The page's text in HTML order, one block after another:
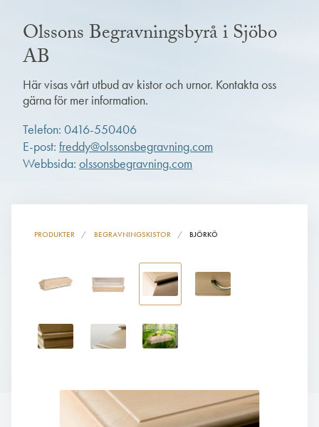
Olssons Begravningsbyrå i Sjöbo
AB
Här visas vårt utbud av kistor och urnor. Kontakta oss
gärna för mer information.
Telefon: 0416-550406
E-post: freddy@olssonsbegravning.com
Webbsida: olssonsbegravning.com
PRODUKTER BEGRAVNINGSKISTOR BJÖRKÖ